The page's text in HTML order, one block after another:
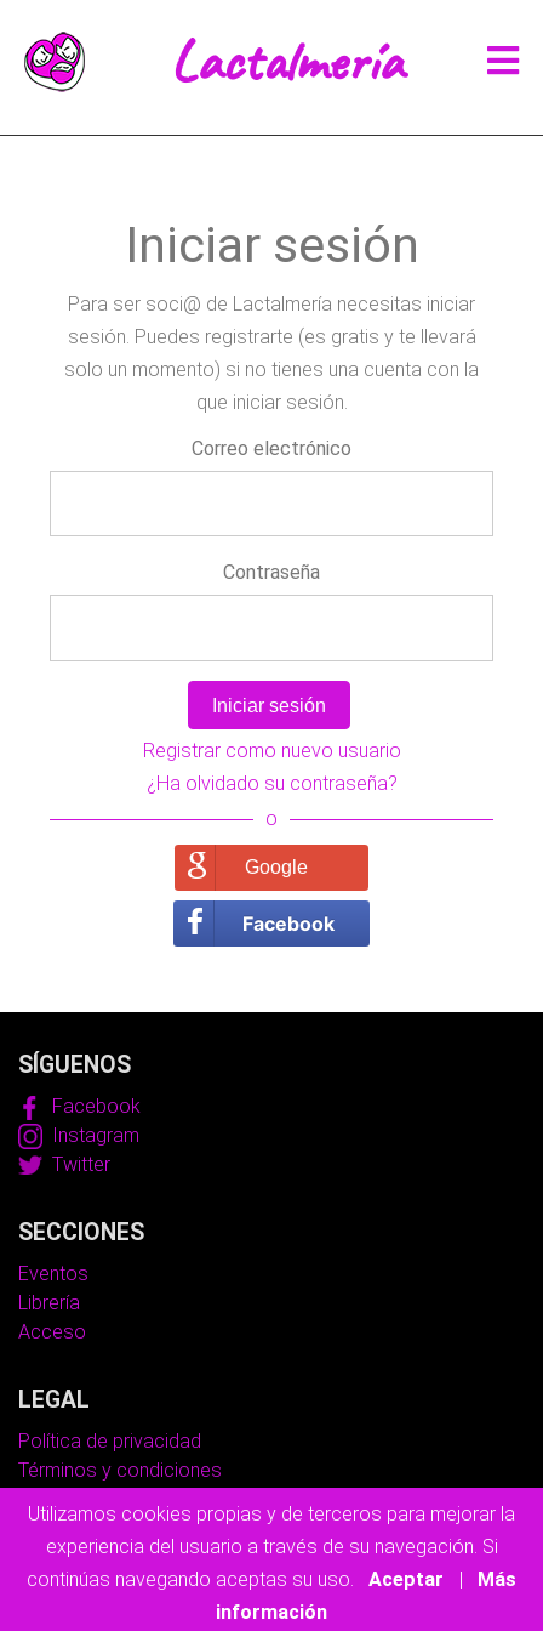
Lactalmería
Iniciar sesión
Para ser soci@ de Lactalmería necesitas iniciar
sesión. Puedes registrarte (es gratis y te llevará
solo un momento) si no tienes una cuenta con la
que iniciar sesión.
Correo electrónico
Contraseña
Registrar como nuevo usuario
¿Ha olvidado su contraseña?
o
Google
Facebook
SÍGUENOS
Facebook
Instagram
Twitter
SECCIONES
Eventos
Librería
Acceso
LEGAL
Política de privacidad
Términos y condiciones
© Copyright 2026 Lactalmería.
Todos los derechos reservados.
Utilizamos cookies propias y de terceros para mejorar la
experiencia del usuario a través de su navegación. Si
continúas navegando aceptas su uso.
Aceptar |
Más
información